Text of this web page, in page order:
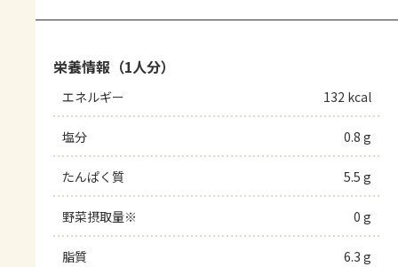
栄養情報（1人分）
エネルギー 132 kcal
塩分 0.8 g
たんぱく質 5.5 g
野菜摂取量※ 0 g
脂質 6.3 g